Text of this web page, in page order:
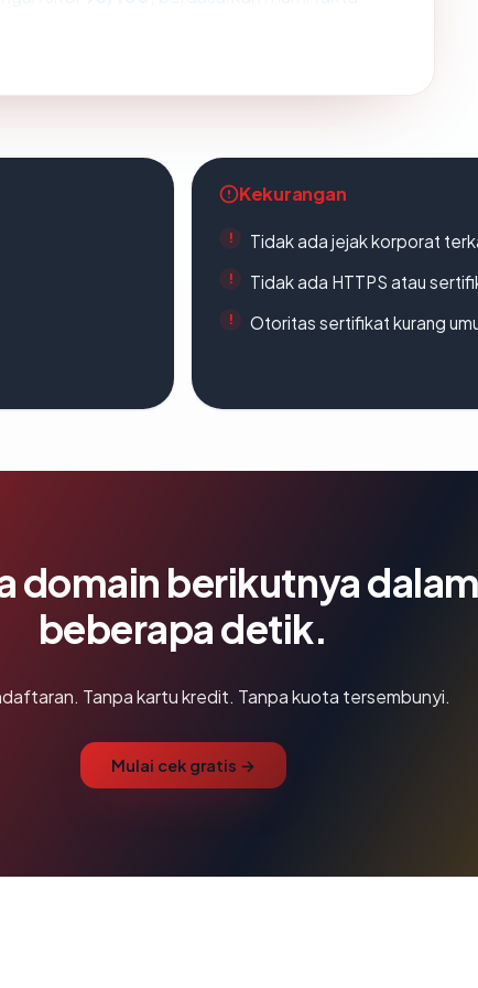
Kekurangan
Tidak ada jejak korporat
Tidak ada HTTPS atau
Otoritas sertifikat kurang
domain berikutnya dalam
beberapa detik.
Tanpa kartu kredit. Tanpa kuota tersembunyi.
Mulai cek gratis →